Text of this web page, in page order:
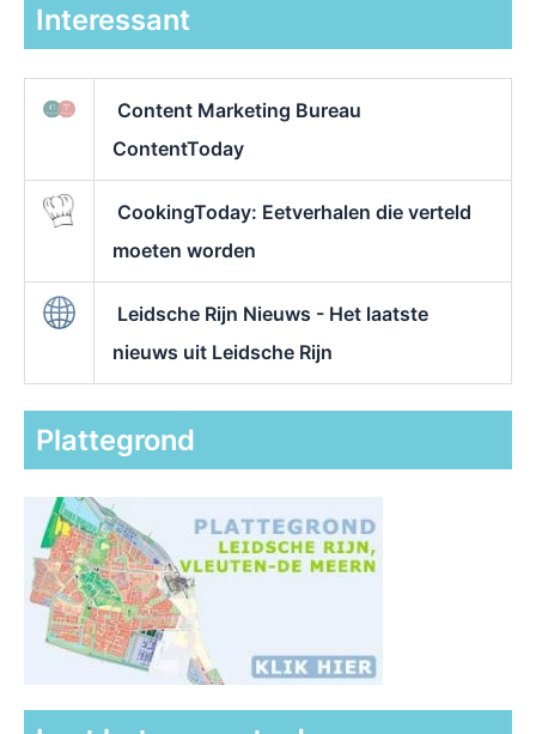
Interessant
Content Marketing Bureau
ContentToday
CookingToday: Eetverhalen die verteld
moeten worden
Leidsche Rijn Nieuws - Het laatste
nieuws uit Leidsche Rijn
Plattegrond